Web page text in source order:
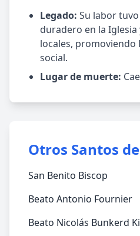
Legado: Su labor
duradero en la
locales, promoviendo
social.
Lugar de muerte:
Otros Santos
San Benito Biscop
Beato Antonio Fournier
Beato Nicolás Bunkerd